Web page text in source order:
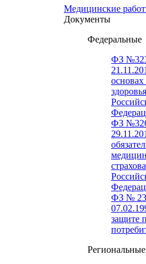
Медицинские
Документы
Федеральные
ФЗ
ФЗ
ФЗ №
защите
Региональные